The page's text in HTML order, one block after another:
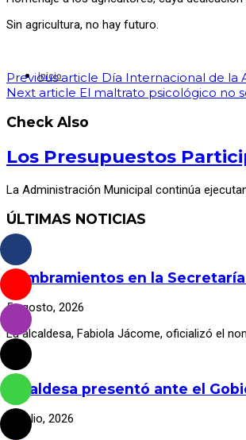
Inicio
Sin agricultura, no hay futuro.
Previous article Día Internacional de la
Next article El maltrato psicológico no
Check Also
Los Presupuestos
La Administración Municipal continúa
ÚLTIMAS NOTICIAS
Nombramientos en la
5 agosto, 2026
La alcaldesa, Fabiola Jácome, oficializó el
Alcaldesa presentó ante el
30 julio, 2026